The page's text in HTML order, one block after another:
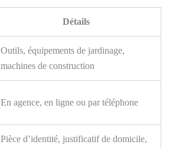
Détails
Outils, équipements de jardinage,
machines de construction
En agence, en ligne ou par téléphone
Pièce d’identité, justificatif de domicile,